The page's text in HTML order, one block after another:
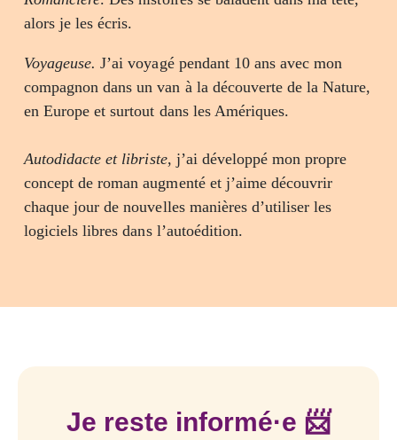
alors je les écris.
Voyageuse. J’ai voyagé pendant 10 ans avec mon
compagnon dans un van à la découverte de la Nature,
en Europe et surtout dans les Amériques.
Autodidacte et libriste, j’ai développé mon propre
concept de roman augmenté et j’aime découvrir
chaque jour de nouvelles manières d’utiliser les
logiciels libres dans l’autoédition.